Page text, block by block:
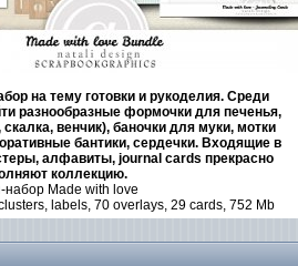
на тему готовки и рукоделия. Среди
разнообразные формочки для печенья,
венчик), баночки для муки, мотки
бантики, сердечки. Входящие в
алфавиты, journal cards прекрасно
коллекцию.
набор Made with love
labels, 70 overlays, 29 cards, 752 Mb